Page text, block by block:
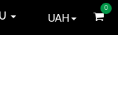
0
UAH